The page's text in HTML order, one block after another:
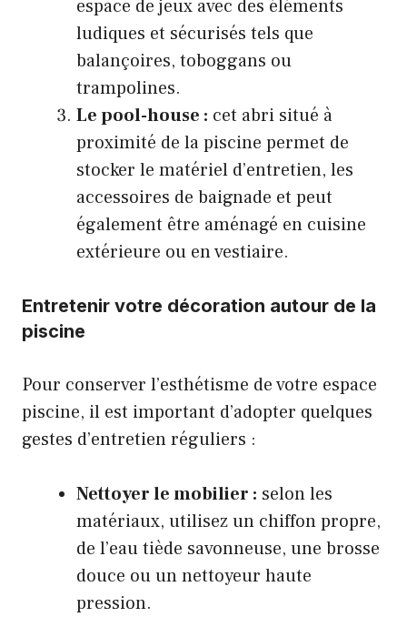
espace de jeux avec des éléments
ludiques et sécurisés tels que
balançoires, toboggans ou
trampolines.
Le pool-house : cet abri situé à
proximité de la piscine permet de
stocker le matériel d’entretien, les
accessoires de baignade et peut
également être aménagé en cuisine
extérieure ou en vestiaire.
Entretenir votre décoration autour de la
piscine
Pour conserver l’esthétisme de votre espace
piscine, il est important d’adopter quelques
gestes d’entretien réguliers :
Nettoyer le mobilier : selon les
matériaux, utilisez un chiffon propre,
de l’eau tiède savonneuse, une brosse
douce ou un nettoyeur haute
pression.